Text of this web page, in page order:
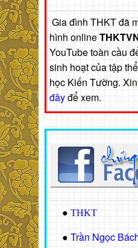
Gia đình THKT đã
hình online
YouTube toàn cầu
sinh hoạt của tập
học Kiến Tường. Xin
đâyđể xem.
● THKT
● Trần Ngọc